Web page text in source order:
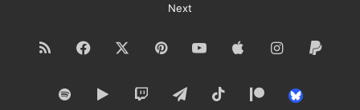
Next
RSS Facebook PinterestYouTubeAppleInstagram
SpotifyGoogle TwitchTelegramTikTokPatreon